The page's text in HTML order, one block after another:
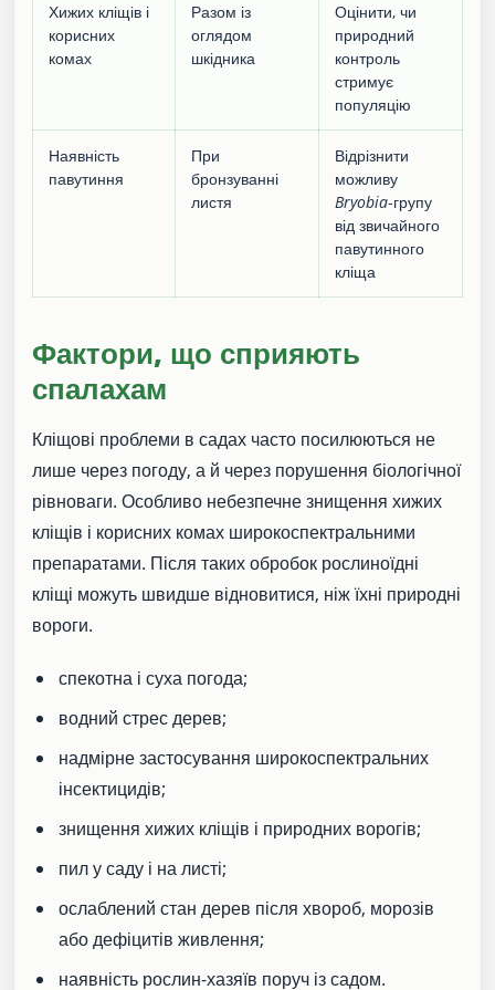
Хижих кліщів і
корисних
комах
Разом із
оглядом
шкідника
Оцінити, чи
природний
контроль
стримує
популяцію
Наявність
павутиння
При
бронзуванні
листя
Відрізнити
можливу
Bryobia-групу
від звичайного
павутинного
кліща
Фактори, що сприяють
спалахам
Кліщові проблеми в садах часто посилюються не
лише через погоду, а й через порушення біологічної
рівноваги. Особливо небезпечне знищення хижих
кліщів і корисних комах широкоспектральними
препаратами. Після таких обробок рослиноїдні
кліщі можуть швидше відновитися, ніж їхні природні
вороги.
спекотна і суха погода;
водний стрес дерев;
надмірне застосування широкоспектральних
інсектицидів;
знищення хижих кліщів і природних ворогів;
пил у саду і на листі;
ослаблений стан дерев після хвороб, морозів
або дефіцитів живлення;
наявність рослин-хазяїв поруч із садом.